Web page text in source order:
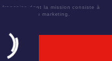
dont la mission consiste à
en marketing.